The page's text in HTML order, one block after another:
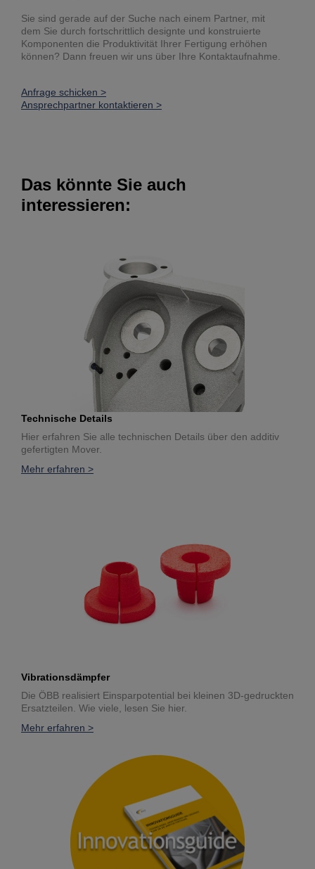
Sie sind gerade auf der Suche nach einem Partner, mit
dem Sie durch fortschrittlich designte und konstruierte
Komponenten die Produktivität Ihrer Fertigung erhöhen
können? Dann freuen wir uns über Ihre Kontaktaufnahme.
Anfrage schicken >
Ansprechpartner kontaktieren >
Das könnte Sie auch
interessieren:
Technische Details
Hier erfahren Sie alle technischen Details über den additiv
gefertigten Mover.
Mehr erfahren >
Vibrationsdämpfer
Die ÖBB realisiert Einsparpotential bei kleinen 3D-gedruckten
Ersatzteilen. Wie viele, lesen Sie hier.
Mehr erfahren >